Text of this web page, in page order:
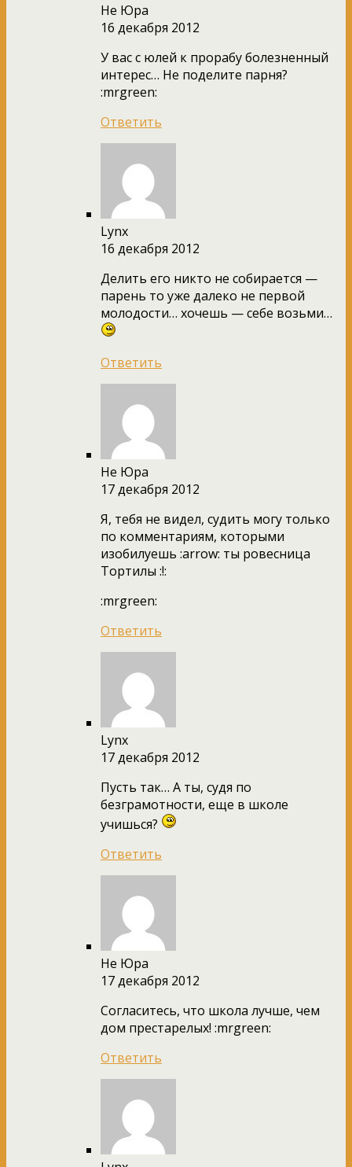
Не Юра
16 декабря 2012
У вас с юлей к прорабу болезненный
интерес… Не поделите парня?
:mrgreen:
Ответить
Lynx
16 декабря 2012
Делить его никто не собирается —
парень то уже далеко не первой
молодости… хочешь — себе возьми…
Ответить
Не Юра
17 декабря 2012
Я, тебя не видел, судить могу только
по комментариям, которыми
изобилуешь :arrow: ты ровесница
Тортилы :!:
:mrgreen:
Ответить
Lynx
17 декабря 2012
Пусть так… А ты, судя по
безграмотности, еще в школе
учишься?
Ответить
Не Юра
17 декабря 2012
Согласитесь, что школа лучше, чем
дом престарелых! :mrgreen:
Ответить